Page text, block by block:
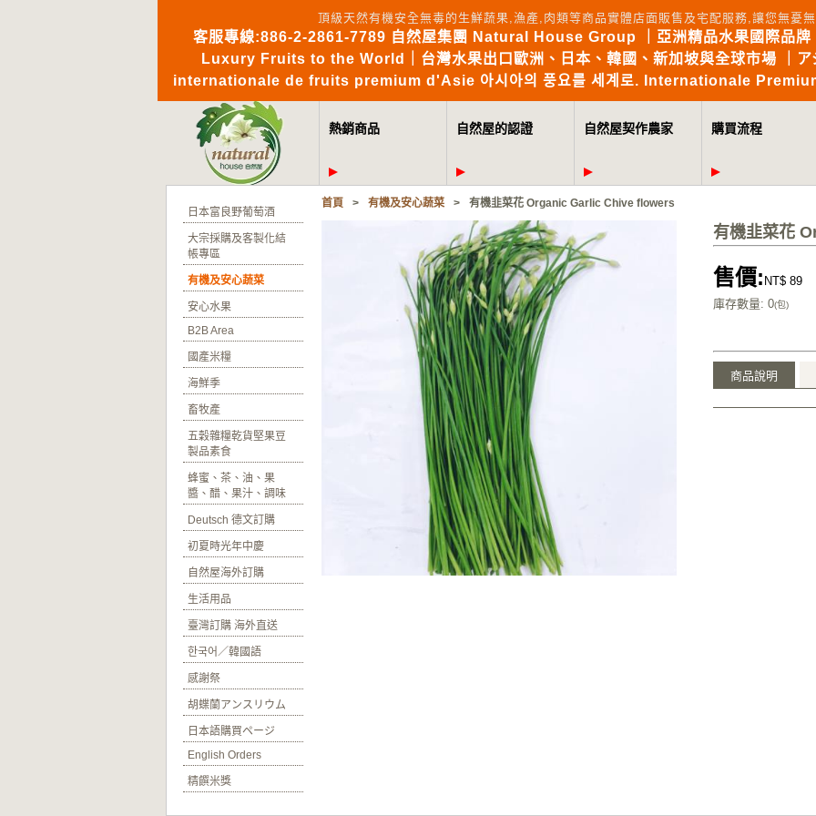
頂級天然有機安全無毒的生鮮蔬果,漁產,肉類等商品實體店面販售及宅配服務,讓您無
客服專線:886-2-2861-7789 自然屋集團 Natural House Group ｜亞洲精品水果國際品
Luxury Fruits to the World｜台灣水果出口歐洲、日本、韓國、新加坡與全球市場 ｜
internationale de fruits premium d'Asie 아시아의 풍요를 세계로. Internationale
熱銷商品 自然屋的認證 自然屋契作農家 購買流程
日本富良野葡萄酒
大宗採購及客製化結
帳專區
有機及安心蔬菜
安心水果
B2B Area
國產米糧
海鮮季
畜牧產
五穀雜糧乾貨堅果豆
製品素食
蜂蜜、茶、油、果
醬、醋、果汁、調味
Deutsch 德文訂購
初夏時光年中慶
自然屋海外訂購
生活用品
臺灣訂購 海外直送
한국어／韓國語
感謝祭
胡蝶蘭アンスリウム
日本語購買ページ
English Orders
精饌米獎
首頁 > 有機及安心蔬菜 > 有機韭菜花 Organic Garlic Chive flowers
有機韭菜花
售價: NT$ 89
庫存數量: 0(包)
商品說明